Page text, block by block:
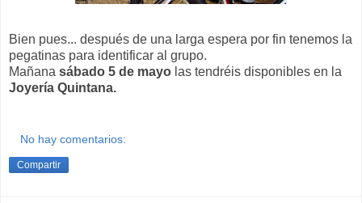
Bien pues... después de una larga espera por fin tenemos la
pegatinas para identificar al grupo.
Mañana sábado 5 de mayo las tendréis disponibles en la
Joyería Quintana.
No hay comentarios:
Compartir